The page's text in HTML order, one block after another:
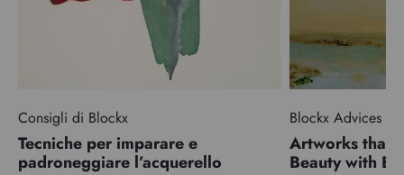
Consigli di Blockx
Tecniche per imparare e
padroneggiare l’acquerello
Blockx Advices
Artworks that
Beauty with